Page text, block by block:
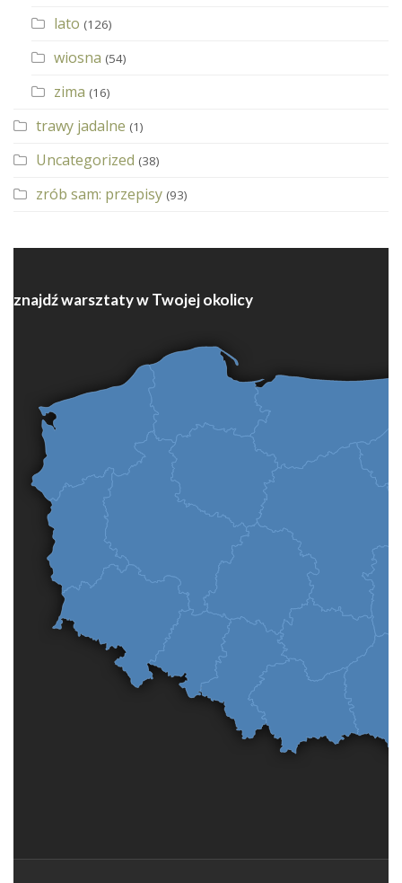
lato (126)
wiosna (54)
zima (16)
trawy jadalne (1)
Uncategorized (38)
zrób sam: przepisy (93)
znajdź warsztaty w Twojej okolicy